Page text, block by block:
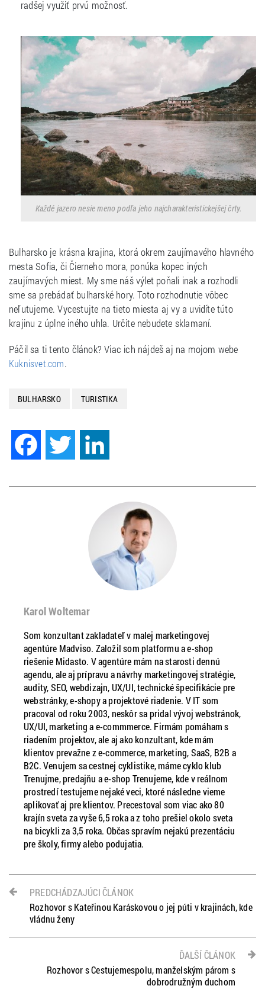
radšej využiť prvú možnosť.
Každé jazero nesie meno podľa jeho najcharakteristickejšej črty.
Bulharsko je krásna krajina, ktorá okrem zaujímavého hlavného
mesta Sofia, či Čierneho mora, ponúka kopec iných
zaujímavých miest. My sme náš výlet poňali inak a rozhodli
sme sa prebádať bulharské hory. Toto rozhodnutie vôbec
neľutujeme. Vycestujte na tieto miesta aj vy a uvidíte túto
krajinu z úplne iného uhla. Určite nebudete sklamaní.
Páčil sa ti tento článok? Viac ich nájdeš aj na mojom webe
Kuknisvet.com.
BULHARSKO TURISTIKA
Facebook Twitter
Karol Woltemar
Som konzultant zakladateľ v malej marketingovej
agentúre Madviso. Založil som platformu a e-shop
riešenie Midasto. V agentúre mám na starosti dennú
agendu, ale aj prípravu a návrhy marketingovej stratégie,
audity, SEO, webdizajn, UX/UI, technické špecifikácie pre
webstránky, e-shopy a projektové riadenie. V IT som
pracoval od roku 2003, neskôr sa pridal vývoj webstránok,
UX/UI, marketing a e-commmerce. Firmám pomáham s
riadením projektov, ale aj ako konzultant, kde mám
klientov prevažne z e-commerce, marketing, SaaS, B2B a
B2C. Venujem sa cestnej cyklistike, máme cyklo klub
Trenujme, predajňu a e-shop Trenujeme, kde v reálnom
prostredí testujeme nejaké veci, ktoré následne vieme
aplikovať aj pre klientov. Precestoval som viac ako 80
krajín sveta za vyše 6,5 roka a z toho prešiel okolo sveta
na bicykli za 3,5 roka. Občas spravím nejakú prezentáciu
pre školy, firmy alebo podujatia.
PREDCHÁDZAJÚCI ČLÁNOK
Rozhovor s Kateřinou Karáskovou o jej púti v krajinách, kde
vládnu ženy
ĎALŠÍ ČLÁNOK
Rozhovor s Cestujemespolu, manželským párom s
dobrodružným duchom